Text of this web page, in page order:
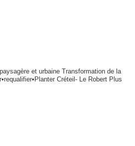
et urbaine Transformation de la
Créteil- Le Robert Plus